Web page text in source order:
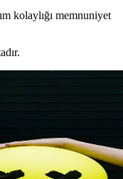
kolaylığı memnuniyet